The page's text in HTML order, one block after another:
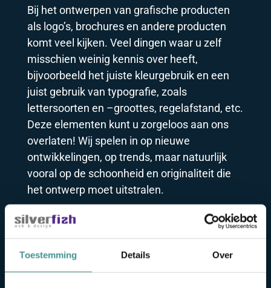
Toestemming Details Over
Bij het ontwerpen van grafische producten
als logo’s, brochures en andere producten
komt veel kijken. Veel dingen waar u zelf
misschien weinig kennis over heeft,
bijvoorbeeld het juiste kleurgebruik en een
juist gebruik van typografie, zoals
lettersoorten en –groottes, regelafstand, etc.
Deze elementen kunt u zorgeloos aan ons
overlaten! Wij spelen in op nieuwe
ontwikkelingen, op trends, maar natuurlijk
vooral op de schoonheid en originaliteit die
het ontwerp moet uitstralen.
Contact grafisch ontwerper
Breda
Het contact met u als klant is voor ons net zo